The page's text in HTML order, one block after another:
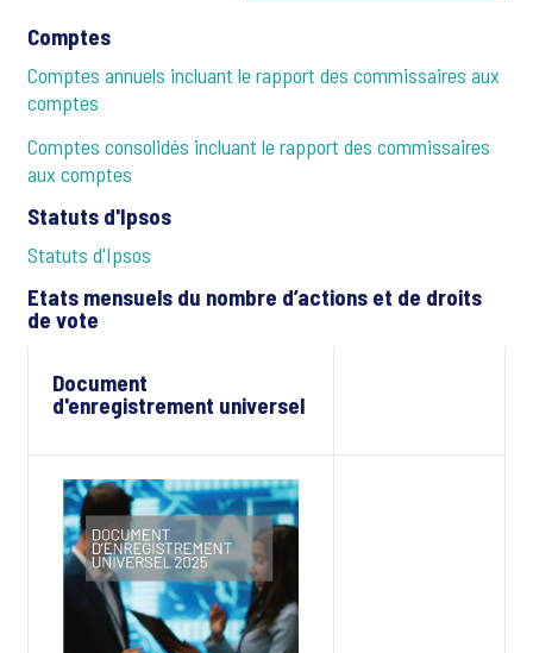
Comptes
Comptes annuels incluant le rapport des commissaires aux
comptes
Comptes consolidés incluant le rapport des commissaires
aux comptes
Statuts d'Ipsos
Statuts d'Ipsos
Etats mensuels du nombre d’actions et de droits
de vote
Document
d'enregistrement universel